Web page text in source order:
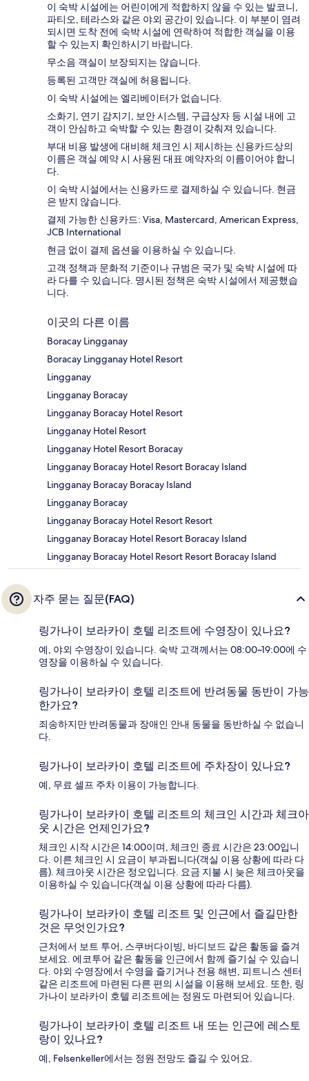
이 숙박 시설에는 어린이에게 적합하지 않을 수 있는 발코니,
파티오, 테라스와 같은 야외 공간이 있습니다. 이 부분이 염려
되시면 도착 전에 숙박 시설에 연락하여 적합한 객실을 이용
할 수 있는지 확인하시기 바랍니다.
무소음 객실이 보장되지는 않습니다.
등록된 고객만 객실에 허용됩니다.
이 숙박 시설에는 엘리베이터가 없습니다.
소화기, 연기 감지기, 보안 시스템, 구급상자 등 시설 내에 고
객이 안심하고 숙박할 수 있는 환경이 갖춰져 있습니다.
부대 비용 발생에 대비해 체크인 시 제시하는 신용카드상의
이름은 객실 예약 시 사용된 대표 예약자의 이름이어야 합니
다.
이 숙박 시설에서는 신용카드로 결제하실 수 있습니다. 현금
은 받지 않습니다.
결제 가능한 신용카드: Visa, Mastercard, American Express,
JCB International
현금 없이 결제 옵션을 이용하실 수 있습니다.
고객 정책과 문화적 기준이나 규범은 국가 및 숙박 시설에 따
라 다를 수 있습니다. 명시된 정책은 숙박 시설에서 제공했습
니다.
이곳의 다른 이름
Boracay Lingganay
Boracay Lingganay Hotel Resort
Lingganay
Lingganay Boracay
Lingganay Boracay Hotel Resort
Lingganay Hotel Resort
Lingganay Hotel Resort Boracay
Lingganay Boracay Hotel Resort Boracay Island
Lingganay Boracay Boracay Island
Lingganay Boracay
Lingganay Boracay Hotel Resort Resort
Lingganay Boracay Hotel Resort Boracay Island
Lingganay Boracay Hotel Resort Resort Boracay Island
자주 묻는 질문(FAQ)
링가나이 보라카이 호텔 리조트에 수영장이 있나요?
예, 야외 수영장이 있습니다. 숙박 고객께서는 08:00~19:00에 수
영장을 이용하실 수 있습니다.
링가나이 보라카이 호텔 리조트에 반려동물 동반이 가능
한가요?
죄송하지만 반려동물과 장애인 안내 동물을 동반하실 수 없습니
다.
링가나이 보라카이 호텔 리조트에 주차장이 있나요?
예, 무료 셀프 주차 이용이 가능합니다.
링가나이 보라카이 호텔 리조트의 체크인 시간과 체크아
웃 시간은 언제인가요?
체크인 시작 시간은 14:00이며, 체크인 종료 시간은 23:00입니
다. 이른 체크인 시 요금이 부과됩니다(객실 이용 상황에 따라 다
름). 체크아웃 시간은 정오입니다. 요금 지불 시 늦은 체크아웃을
이용하실 수 있습니다(객실 이용 상황에 따라 다름).
링가나이 보라카이 호텔 리조트 및 인근에서 즐길만한
것은 무엇인가요?
근처에서 보트 투어, 스쿠버다이빙, 바디보드 같은 활동을 즐겨
보세요. 에코투어 같은 활동을 인근에서 함께 즐기실 수 있습니
다. 야외 수영장에서 수영을 즐기거나 전용 해변, 피트니스 센터
같은 리조트에 마련된 다른 편의 시설을 이용해 보세요. 또한, 링
가나이 보라카이 호텔 리조트에는 정원도 마련되어 있습니다.
링가나이 보라카이 호텔 리조트 내 또는 인근에 레스토
랑이 있나요?
예, Felsenkeller에서는 정원 전망도 즐길 수 있어요.